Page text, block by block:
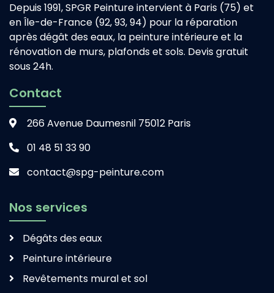
Depuis 1991, SPGR Peinture intervient à Paris (75) et
en Île-de-France (92, 93, 94) pour la réparation
après dégât des eaux, la peinture intérieure et la
rénovation de murs, plafonds et sols. Devis gratuit
sous 24h.
Contact
266 Avenue Daumesnil 75012 Paris
01 48 51 33 90
contact@spg-peinture.com
Nos services
Dégâts des eaux
Peinture intérieure
Revêtements mural et sol